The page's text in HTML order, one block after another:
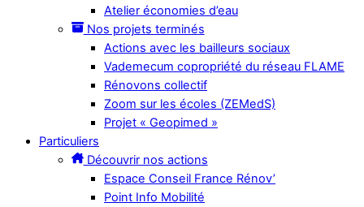
Atelier économies d’eau
Nos projets terminés
Actions avec les bailleurs sociaux
Vademecum copropriété du réseau FLAME
Rénovons collectif
Zoom sur les écoles (ZEMedS)
Projet « Geopimed »
Particuliers
Découvrir nos actions
Espace Conseil France Rénov’
Point Info Mobilité